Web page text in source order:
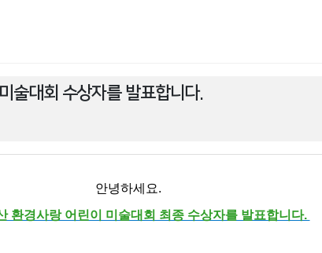
술대회 수상자를 발표합니다.
안녕하세요.
환경사랑 어린이 미술대회 최종 수상자를 발표합니다.